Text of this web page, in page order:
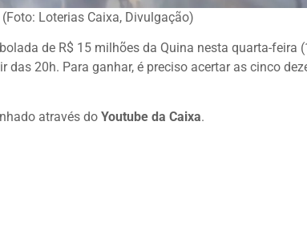
Loterias Caixa, Divulgação)
de R$ 15 milhões da Quina nesta quarta-feira
20h. Para ganhar, é preciso acertar as cinco
através do Youtube da Caixa.